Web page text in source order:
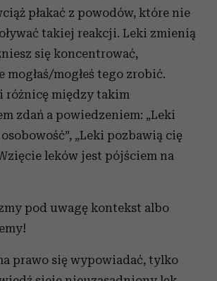
płakać z powodów, które nie
takiej reakcji. Leki zmienią
się koncentrować,
mogłaś/mogłeś tego zrobić.
różnicę między takim
zdań a powiedzeniem: „Leki
„Leki pozbawią cię
leków jest pójściem na
pod uwagę kontekst albo
prawo się wypowiadać, tylko